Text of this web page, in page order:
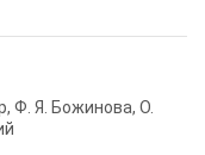
Ф. Я. Божинова, О.